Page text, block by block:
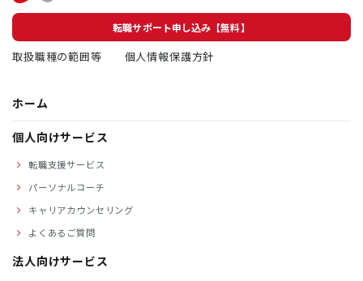
転職サポート申し込み【無料】
取扱職種の範囲等 個人情報保護方針
ホーム
個人向けサービス
転職支援サービス
パーソナルコーチ
キャリアカウンセリング
よくあるご質問
法人向けサービス